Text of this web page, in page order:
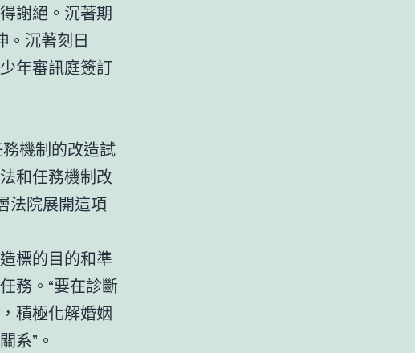
謝絕。沉著期
。沉著刻日
年審訊庭簽訂
機制的改造試
和任務機制改
法院展開這項
標的目的和準
務。“要在診斷
積極化解婚姻
系”。